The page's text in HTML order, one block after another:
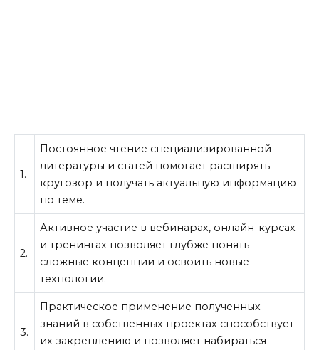
1.
Постоянное чтение специализированной
литературы и статей помогает расширять
кругозор и получать актуальную информацию
по теме.
2.
Активное участие в вебинарах, онлайн-курсах
и тренингах позволяет глубже понять
сложные концепции и освоить новые
технологии.
3.
Практическое применение полученных
знаний в собственных проектах способствует
их закреплению и позволяет набираться